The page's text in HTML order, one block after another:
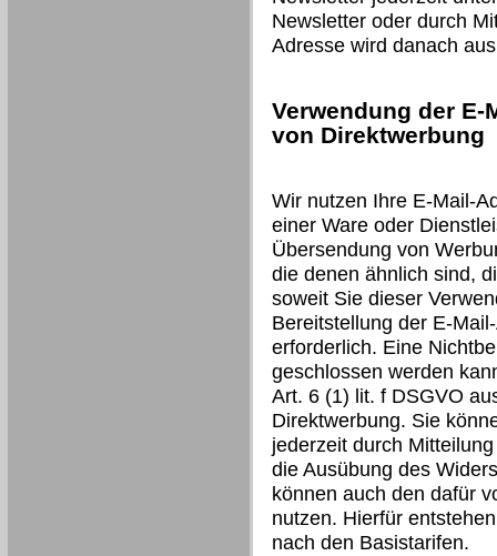
Newsletter oder durch
Adresse wird danach
Verwendung der
von Direktwerbung
Wir nutzen Ihre E-Mail-
einer Ware oder
Übersendung von
die denen ähnlich sind,
soweit Sie dieser
Bereitstellung der E-
erforderlich. Eine
geschlossen werden
Art. 6 (1) lit. f DSGVO
Direktwerbung. Sie
jederzeit durch
die Ausübung des
können auch den dafür
nutzen. Hierfür
nach den Basistarifen.